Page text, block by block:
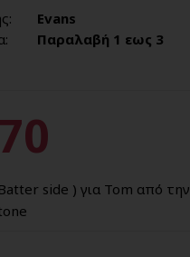
Evans
Παραλαβή 1 εως 3
side ) για Tom από την